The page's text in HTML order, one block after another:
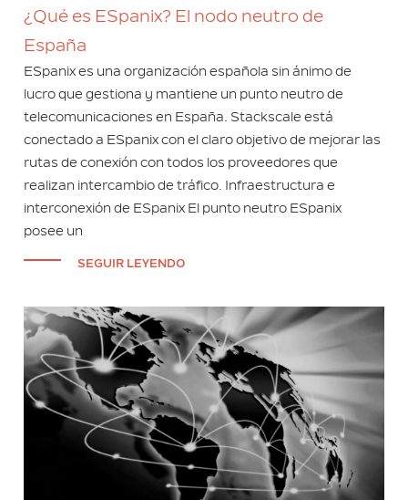
¿Qué es ESpanix? El nodo neutro de
España
ESpanix es una organización española sin ánimo de
lucro que gestiona y mantiene un punto neutro de
telecomunicaciones en España. Stackscale está
conectado a ESpanix con el claro objetivo de mejorar las
rutas de conexión con todos los proveedores que
realizan intercambio de tráfico. Infraestructura e
interconexión de ESpanix El punto neutro ESpanix
posee un
SEGUIR LEYENDO